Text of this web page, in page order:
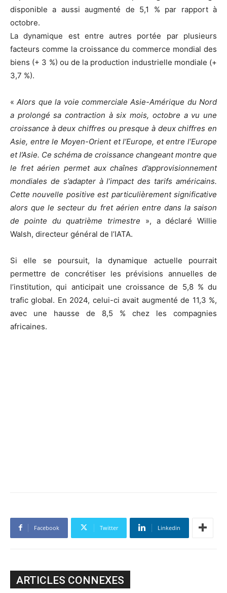
disponible a aussi augmenté de 5,1 % par rapport à
octobre.
La dynamique est entre autres portée par plusieurs
facteurs comme la croissance du commerce mondial des
biens (+ 3 %) ou de la production industrielle mondiale (+
3,7 %).
«Alors que la voie commerciale Asie-Amérique du Nord
a prolongé sa contraction à six mois, octobre a vu une
croissance à deux chiffres ou presque à deux chiffres en
Asie, entre le Moyen-Orient et l’Europe, et entre l’Europe
et l’Asie. Ce schéma de croissance changeant montre que
le fret aérien permet aux chaînes d’approvisionnement
mondiales de s’adapter à l’impact des tarifs américains.
Cette nouvelle positive est particulièrement significative
alors que le secteur du fret aérien entre dans la saison
de pointe du quatrième trimestre », a déclaré Willie
Walsh, directeur général de l’IATA.
Si elle se poursuit, la dynamique actuelle pourrait
permettre de concrétiser les prévisions annuelles de
l’institution, qui anticipait une croissance de 5,8 % du
trafic global. En 2024, celui-ci avait augmenté de 11,3 %,
avec une hausse de 8,5 % chez les compagnies
africaines.
Facebook Twitter Linkedin
ARTICLES CONNEXES